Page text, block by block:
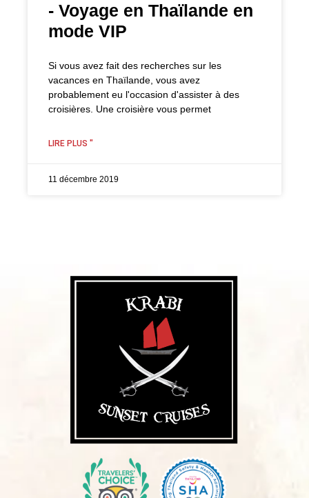
- Voyage en Thaïlande en
mode VIP
Si vous avez fait des recherches sur les
vacances en Thaïlande, vous avez
probablement eu l'occasion d'assister à des
croisières. Une croisière vous permet
LIRE PLUS "
11 décembre 2019